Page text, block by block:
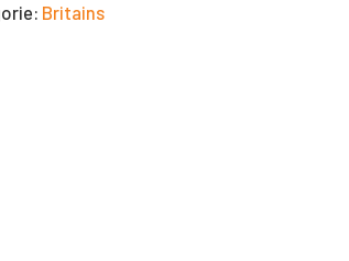
Britains